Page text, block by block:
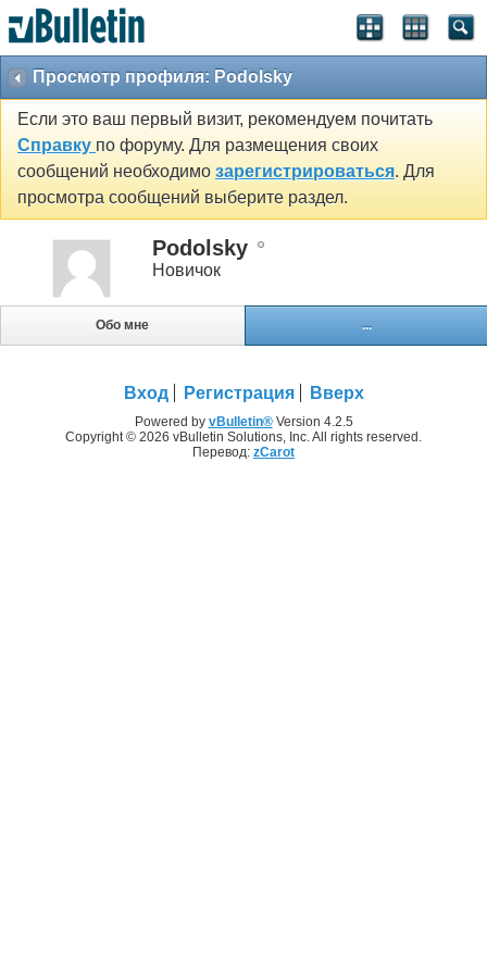
Просмотр профиля: Podolsky
Если это ваш первый визит, рекомендуем почитать
Справку по форуму. Для размещения своих
сообщений необходимо зарегистрироваться. Для
просмотра сообщений выберите раздел.
Podolsky
Новичок
Обо мне ...
Вход Регистрация Вверх
Powered by vBulletin®Version 4.2.5
Copyright © 2026 vBulletin Solutions, Inc. All rights reserved.
Перевод: zCarot